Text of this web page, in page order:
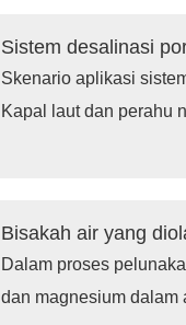
Sistem desalinasi
Skenario aplikasi
Kapal laut dan perahu
Bisakah air yang
Dalam proses
dan magnesium dalam